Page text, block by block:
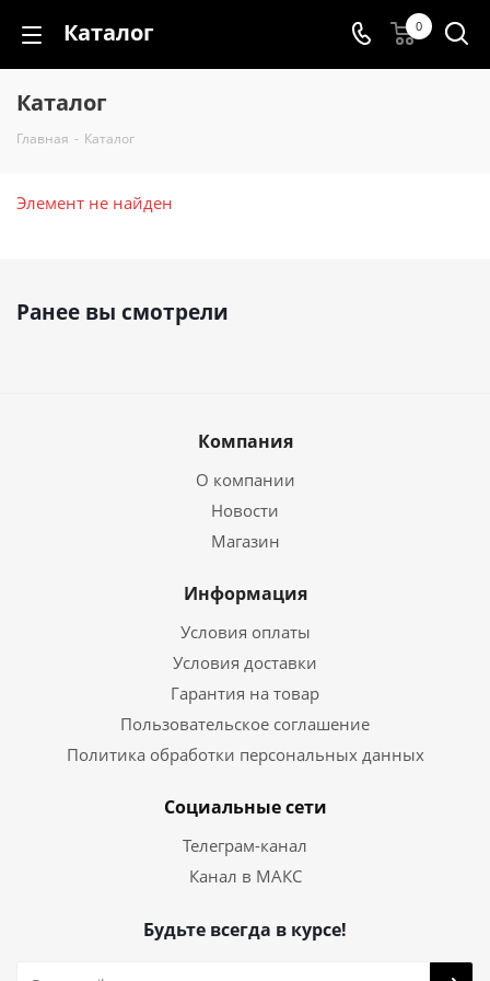
Каталог 0
Каталог
Главная - Каталог
Элемент не найден
Ранее вы смотрели
Компания
О компании
Новости
Магазин
Информация
Условия оплаты
Условия доставки
Гарантия на товар
Пользовательское соглашение
Политика обработки персональных данных
Социальные сети
Телеграм-канал
Канал в МАКС
Будьте всегда в курсе!